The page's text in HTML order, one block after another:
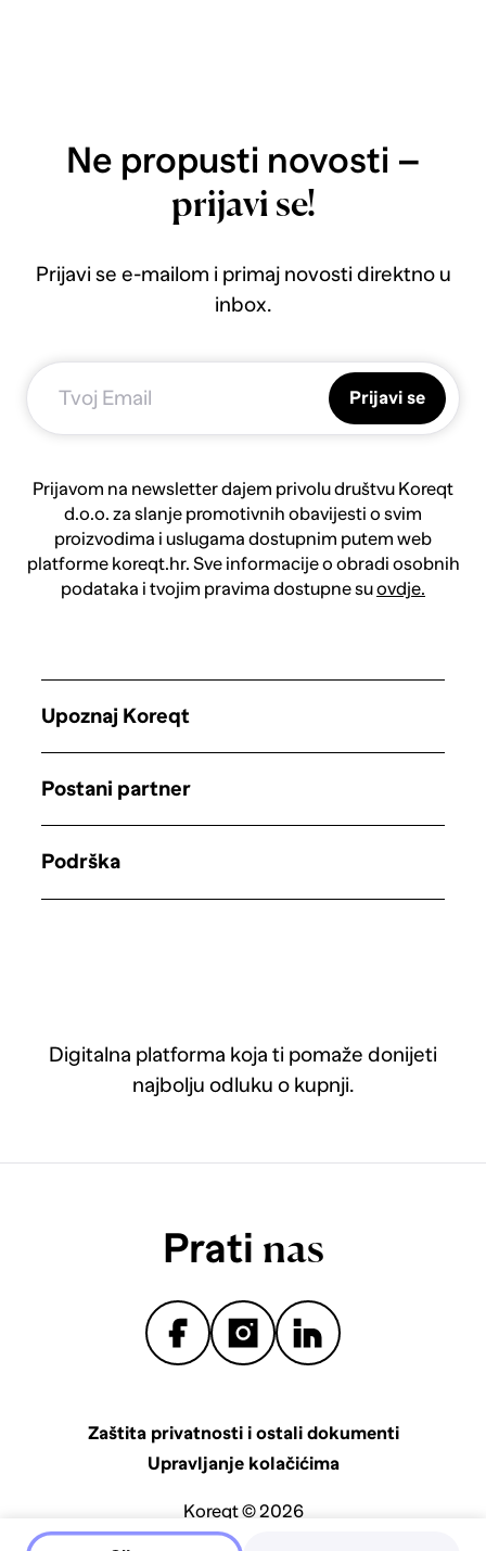
Ne propusti novosti –
prijavi se!
Prijavi se e-mailom i primaj novosti direktno u
inbox.
Prijavi se
Prijavom na newsletter dajem privolu društvu Koreqt
d.o.o. za slanje promotivnih obavijesti o svim
proizvodima i uslugama dostupnim putem web
platforme koreqt.hr. Sve informacije o obradi osobnih
podataka i tvojim pravima dostupne suovdje.
Digitalna platforma koja ti pomaže donijeti
najbolju odluku o kupnji.
Upoznaj Koreqt
Postani partner
Podrška
Prati nas
Zaštita privatnosti i ostali dokumenti
Upravljanje kolačićima
Koreqt © 2026